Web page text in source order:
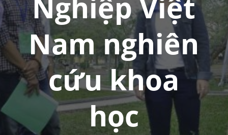
Nam nghiên
cứu khoa
học